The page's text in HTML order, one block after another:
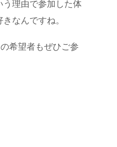
理由で参加した体
なんですね。
希望者もぜひご参